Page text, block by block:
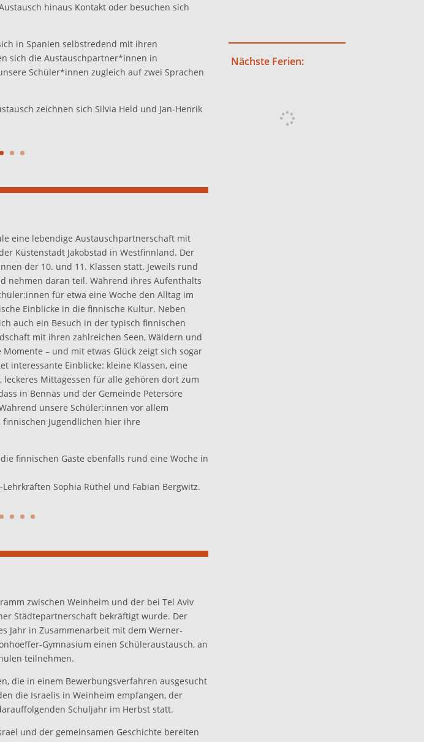
hinaus Kontakt oder besuchen sich
in Spanien selbstredend mit ihren
sich die Austauschpartner*innen in
Schüler*innen zugleich auf zwei Sprachen
zeichnen sich Silvia Held und Jan-Henrik
eine lebendige Austauschpartnerschaft mit
Küstenstadt Jakobstad in Westfinnland. Der
der 10. und 11. Klassen statt. Jeweils rund
nehmen daran teil. Während ihres Aufenthalts
für etwa eine Woche den Alltag im
Einblicke in die finnische Kultur. Neben
auch ein Besuch in der typisch finnischen
mit ihren zahlreichen Seen, Wäldern und
– und mit etwas Glück zeigt sich sogar
interessante Einblicke: kleine Klassen, eine
Mittagessen für alle gehören dort zum
in Bennäs und der Gemeinde Petersöre
unsere Schüler:innen vor allem
Jugendlichen hier ihre
finnischen Gäste ebenfalls rund eine Woche in
Sophia Rüthel und Fabian Bergwitz.
zwischen Weinheim und der bei Tel Aviv
Städtepartnerschaft bekräftigt wurde. Der
Jahr in Zusammenarbeit mit dem Werner-
Gymnasium einen Schüleraustausch, an
teilnehmen.
die in einem Bewerbungsverfahren ausgesucht
die Israelis in Weinheim empfangen, der
Schuljahr im Herbst statt.
und der gemeinsamen Geschichte bereiten
Nächste Ferien: